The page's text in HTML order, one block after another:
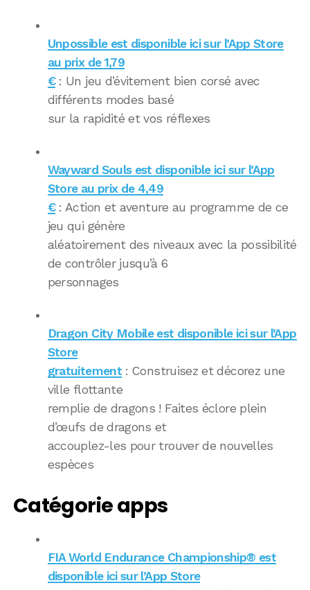
Unpossible est disponible ici sur l’App Store
au prix de 1,79
€: Un jeu d’évitement bien corsé avec
différents modes basé
sur la rapidité et vos réflexes
Wayward Souls est disponible ici sur l’App
Store au prix de 4,49
€: Action et aventure au programme de ce
jeu qui génère
aléatoirement des niveaux avec la possibilité
de contrôler jusqu’à 6
personnages
Dragon City Mobile est disponible ici sur l’App
Store
gratuitement: Construisez et décorez une
ville flottante
remplie de dragons ! Faites éclore plein
d’œufs de dragons et
accouplez-les pour trouver de nouvelles
espèces
Catégorie apps
FIA World Endurance Championship® est
disponible ici sur l’App Store